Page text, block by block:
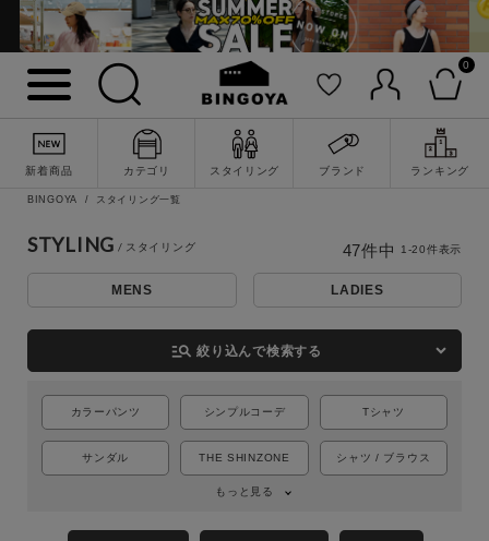
0
新着商品 カテゴリ スタイリング ブランド ランキング
詳細検索
BINGOYA スタイリング一覧
STYLING
MENS LADIES
manage_search 絞り込んで検索する
カラーパンツ シンプルコーデ Tシャツ
サンダル THE SHINZONE シャツ / ブラウス
もっと見る
47件中 1-20件表示